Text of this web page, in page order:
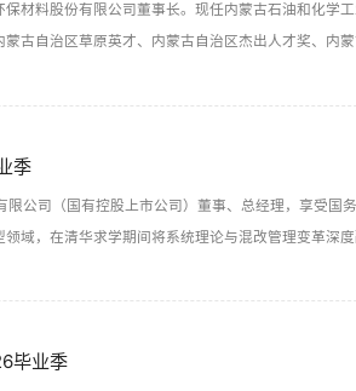
材料股份有限公司董事长。现任内蒙古石油和化学
古自治区草原英才、内蒙古自治区杰出人才奖、内
季
公司（国有控股上市公司）董事、总经理，享受国
域，在清华求学期间将系统理论与混改管理变革深
毕业季